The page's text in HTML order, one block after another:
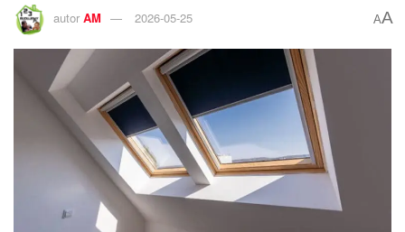
autor AM 2026-05-25 AA